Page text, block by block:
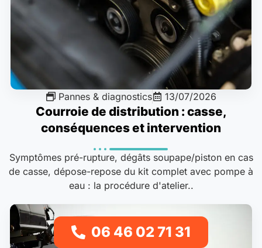
Pannes & diagnostics 13/07/2026
Courroie de distribution : casse,
conséquences et intervention
Symptômes pré-rupture, dégâts soupape/piston en cas
de casse, dépose-repose du kit complet avec pompe à
eau : la procédure d'atelier..
06 46 02 71 31